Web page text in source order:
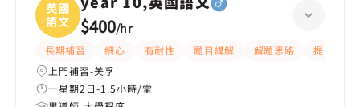
英國
語文
$400/hr
長期補習 細心 有耐性 題目講解 解題思路
提供練習
上門補習-美孚
一星期2日-1.5小時/堂